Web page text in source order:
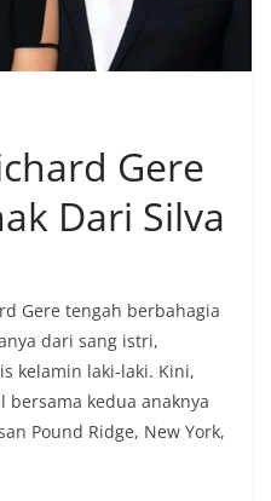
Gere
Dari Silva
Gere tengah berbahagia
dari sang istri,
kelamin laki-laki. Kini,
bersama kedua anaknya
Pound Ridge, New York,